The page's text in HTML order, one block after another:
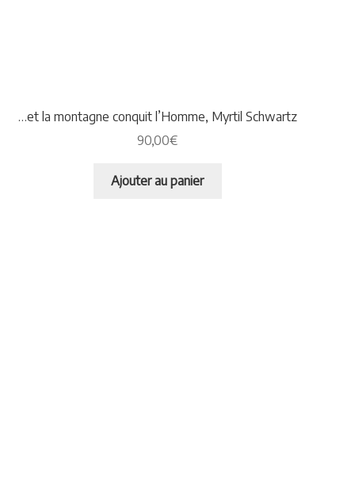
…et la montagne conquit l’Homme, Myrtil Schwartz
90,00€
Ajouter au panier